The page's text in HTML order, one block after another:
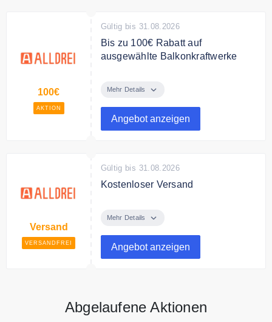
100€
AKTION
Gültig bis 31.08.2026
Bis zu 100€ Rabatt auf
ausgewählte Balkonkraftwerke
ausgewählte Balkonkraftwerke.
Mehr Details
Angebot anzeigen
Versand
VERSANDFREI
Gültig bis 31.08.2026
Kostenloser Versand
innerhalb Deutschlands.
Mehr Details
Angebot anzeigen
Abgelaufene Aktionen